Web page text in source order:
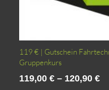
119 € | Gutschein
Gruppenkurs
119,00 €– 120,90 €